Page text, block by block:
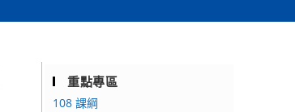
重點專區
108 課綱